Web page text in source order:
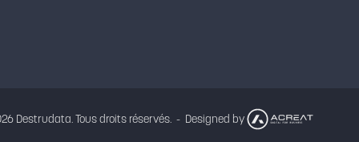
Destrudata. Tous droits réservés. Designed by